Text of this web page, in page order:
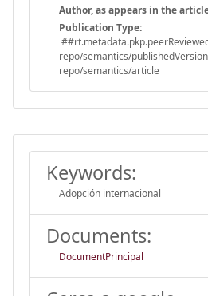
Author, as appears in the
Publication Type:
repo/semantics/
repo/semantics/article
Keywords:
Adopción internacional
Documents:
DocumentPrincipal